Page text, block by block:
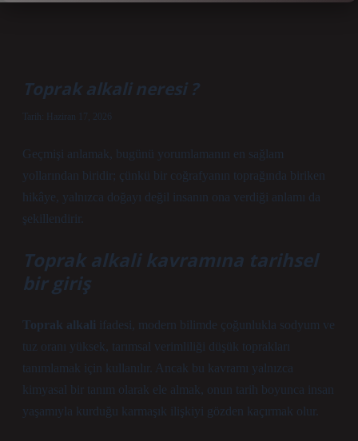
Toprak alkali neresi ?
Tarih: Haziran 17, 2026
Geçmişi anlamak, bugünü yorumlamanın en sağlam
yollarından biridir; çünkü bir coğrafyanın toprağında biriken
hikâye, yalnızca doğayı değil insanın ona verdiği anlamı da
şekillendirir.
Toprak alkali kavramına tarihsel
bir giriş
Toprak alkali ifadesi, modern bilimde çoğunlukla sodyum ve
tuz oranı yüksek, tarımsal verimliliği düşük toprakları
tanımlamak için kullanılır. Ancak bu kavramı yalnızca
kimyasal bir tanım olarak ele almak, onun tarih boyunca insan
yaşamıyla kurduğu karmaşık ilişkiyi gözden kaçırmak olur.